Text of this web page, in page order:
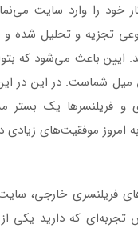
کار خود را وارد سایت
تجزیه و تحلیل شده و
ایین باعث می‌شود که
میل شماست. در این در
و فریلنسرها یک بستر
امروز موفقیت‌های زیادی
که دارید یکی از